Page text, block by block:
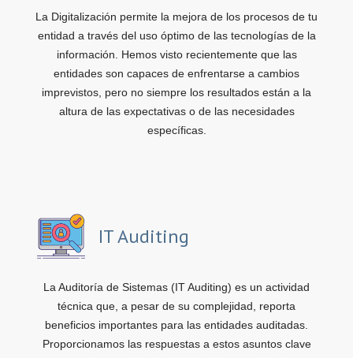
La Digitalización permite la mejora de los procesos de tu
entidad a través del uso óptimo de las tecnologías de la
información. Hemos visto recientemente que las
entidades son capaces de enfrentarse a cambios
imprevistos, pero no siempre los resultados están a la
altura de las expectativas o de las necesidades
específicas.
IT Auditing
La Auditoría de Sistemas (IT Auditing) es un actividad
técnica que, a pesar de su complejidad, reporta
beneficios importantes para las entidades auditadas.
Proporcionamos las respuestas a estos asuntos clave